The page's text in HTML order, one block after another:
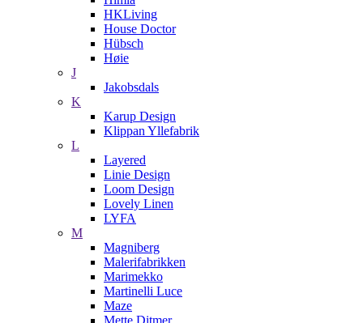
HKLiving
House Doctor
Hübsch
Høie
J
Jakobsdals
K
Karup Design
Klippan Yllefabrik
L
Layered
Linie Design
Loom Design
Lovely Linen
LYFA
M
Magniberg
Malerifabrikken
Marimekko
Martinelli Luce
Maze
Mette Ditmer